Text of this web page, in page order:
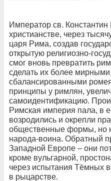
Император св. Константин
христианстве, через
царя Рима, создав
открытую религиозно-
смог вновь превратить
сделать их более
сбалансированными
принципы у римлян,
самоидентификацию.
Римская империя пала, в
возродились и окрепли
общественные формы, но
народа-воина. Обратный
Западной Европе – они
кроме вульгарной,
через испытания Тёмных
в рыцарстве.